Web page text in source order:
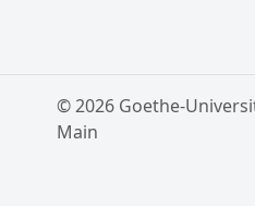
© 2026 Goethe-
Main